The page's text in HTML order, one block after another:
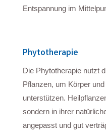
Entspannung im
Phytotherapie
Die Phytotherapie nutzt
Pflanzen, um Körper
unterstützen.
sondern in ihrer
angepasst und gut